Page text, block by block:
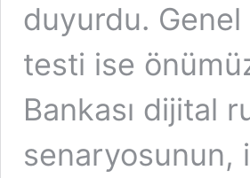
duyurdu. Genel
testi ise
Bankası dijital
senaryosunun,